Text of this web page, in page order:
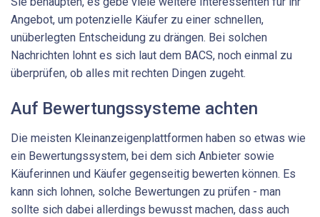
Angebot, um potenzielle Käufer zu einer schnellen,
unüberlegten Entscheidung zu drängen. Bei solchen
Nachrichten lohnt es sich laut dem BACS, noch einmal zu
überprüfen, ob alles mit rechten Dingen zugeht.
Auf Bewertungssysteme achten
Die meisten Kleinanzeigenplattformen haben so etwas wie
ein Bewertungssystem, bei dem sich Anbieter sowie
Käuferinnen und Käufer gegenseitig bewerten können. Es
kann sich lohnen, solche Bewertungen zu prüfen - man
sollte sich dabei allerdings bewusst machen, dass auch